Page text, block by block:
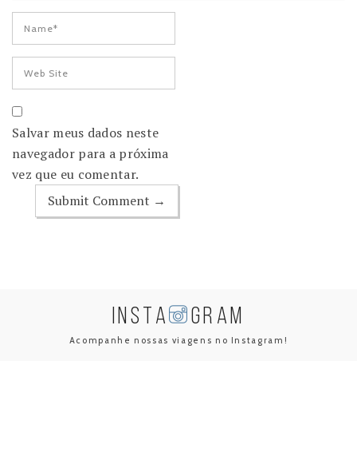
Salvar meus dados neste
navegador para a próxima
vez que eu comentar.
INSTA GRAM
Acompanhe nossas viagens no Instagram!